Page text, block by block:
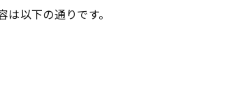
以下の通りです。